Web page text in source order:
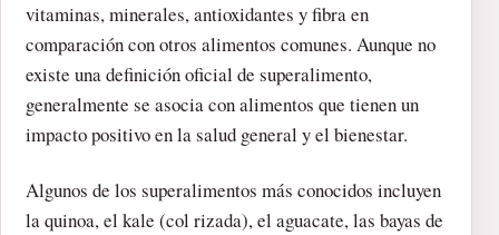
vitaminas, minerales, antioxidantes y fibra en
comparación con otros alimentos comunes. Aunque no
existe una definición oficial de superalimento,
generalmente se asocia con alimentos que tienen un
impacto positivo en la salud general y el bienestar.
Algunos de los superalimentos más conocidos incluyen
la quinoa, el kale (col rizada), el aguacate, las bayas de